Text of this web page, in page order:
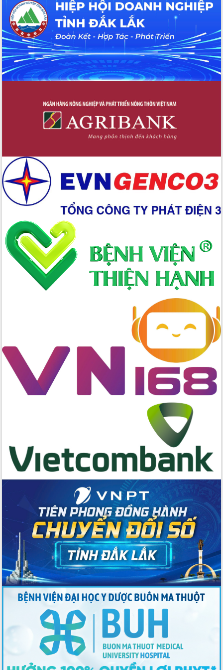
Tháo gỡ những vướng mắc, đẩy mạnh
công tác cải cách thủ tục hành chính
tại Trung tâm Phục vụ hành chính
công tỉnh
Đắk Lắk: Tôn vinh 46 giải pháp tại Hội
thi Sáng tạo Kỹ thuật 2024 - 2025
Đắk Lắk rà soát, điều chỉnh Đề án 190
Trương Công Thái kiểm tra thực địa
Dự án cao tốc Khánh Hòa - Buôn Ma
Định vị cà phê Việt Nam như một “di
Xây dựng nông thôn mới: Nâng cao đời
sống người dân từ những mô hình thiết
thực
Quyết liệt tháo gỡ vướng mắc, đẩy
nhanh tiến độ các dự án trọng điểm
trong Khu kinh tế Nam Phú Yên
Hòn Yến phát triển du lịch gắn với bảo
tồn biển
Lấy ý kiến điều chỉnh Quy hoạch tỉnh
Đắk Lắk thời kỳ 2021-2030, tầm nhìn
đến năm 2050
Phát động chiến dịch 30 ngày đêm
giải phóng mặt bằng Tuyến đường bộ
Đắk Lắk ký kết thỏa thuận hợp tác về
chuyển đổi số giai đoạn 2026 – 2030
với Tập đoàn Bưu chính Viễn thông
Việt Nam
Thứ trưởng Bộ Y tế làm việc với tỉnh
Đắk Lắk về phát triển nhân lực y tế
Tập huấn ứng dụng trí tuệ nhân tạo (AI)
trong thương mại điện tử năm 2026
trao đổi thông tin trước Kỳ họp thứ
Quyết liệt cải cách hành chính, khơi
thông nguồn lực phát triển
Nâng cao hiệu lực, hiệu quả HĐND
tỉnh thông qua hiện đại hóa hành chính
Xã Ea Phê gắn cải cách hành chính với
chuyển đổi số
Phó Chủ tịch Thường trực UBND tỉnh
Hồ Thị Nguyên Thảo làm việc tại Trung
tâm Phục vụ hành chính công xã Ea
Xây dựng nền hành chính số đồng
hành cùng nông dân dân, doanh nghiệp
Giai đoạn 2026-2030, Đắk Lắk phấn
đấu có 77% xã đạt chuẩn nông thôn